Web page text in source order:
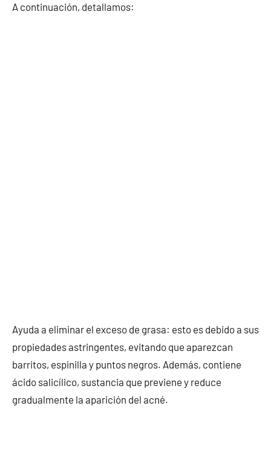
A continuación, detallamos:
Ayuda a eliminar el exceso de grasa: esto es debido a sus
propiedades astringentes, evitando que aparezcan
barritos, espinilla y puntos negros. Además, contiene
ácido salicílico, sustancia que previene y reduce
gradualmente la aparición del acné.